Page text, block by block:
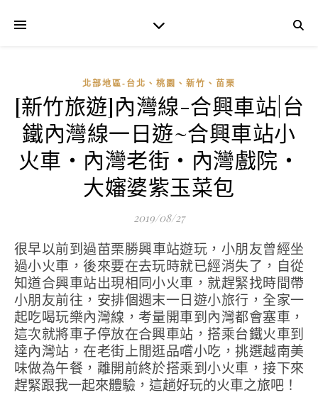
北部地區-台北、桃園、新竹、苗栗
[新竹旅遊]內灣線-合興車站|台
鐵內灣線一日遊~合興車站小
火車‧內灣老街‧內灣戲院‧
大嬸婆紫玉菜包
2019/08/27
很早以前到過苗栗勝興車站遊玩，小朋友曾經坐
過小火車，後來要在去玩時就已經消失了，自從
知道合興車站出現相同小火車，就趕緊找時間帶
小朋友前往，安排個週末一日遊小旅行，全家一
起吃喝玩樂內灣線，考量開車到內灣都會塞車，
這次就將車子停放在合興車站，搭乘台鐵火車到
達內灣站，在老街上閒逛品嚐小吃，挑選越南美
味做為午餐，離開前終於搭乘到小火車，接下來
趕緊跟我一起來體驗，這趟好玩的火車之旅吧！